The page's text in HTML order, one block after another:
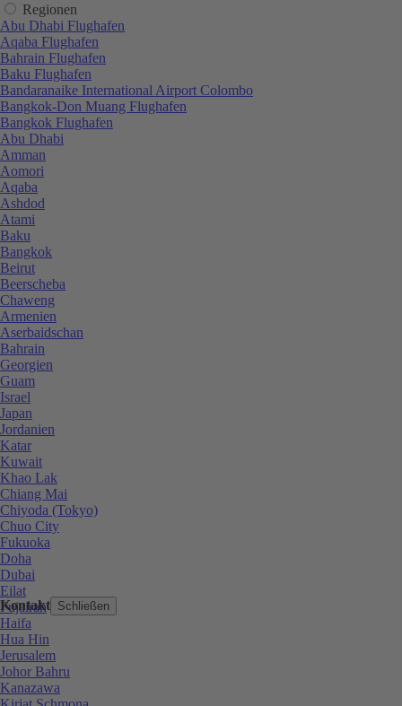
Kontakt Schließen
Regionen
Abu Dhabi Flughafen
Aqaba Flughafen
Bahrain Flughafen
Baku Flughafen
Bandaranaike International Airport Colombo
Bangkok-Don Muang Flughafen
Bangkok Flughafen
Abu Dhabi
Amman
Aomori
Aqaba
Ashdod
Atami
Baku
Bangkok
Beirut
Beerscheba
Chaweng
Armenien
Aserbaidschan
Bahrain
Georgien
Guam
Israel
Japan
Jordanien
Katar
Kuwait
Khao Lak
Chiang Mai
Chiyoda (Tokyo)
Chuo City
Fukuoka
Doha
Dubai
Eilat
Fujairah
Haifa
Hua Hin
Jerusalem
Johor Bahru
Kanazawa